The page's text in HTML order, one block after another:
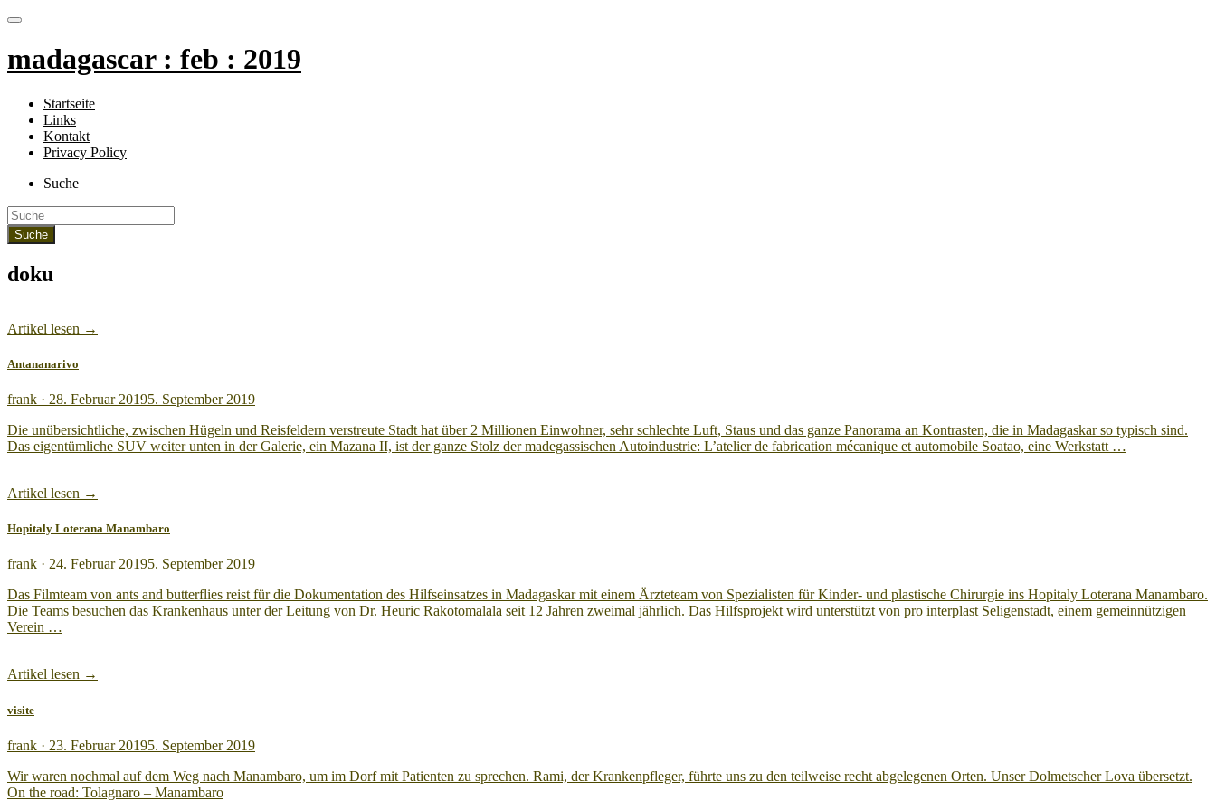
madagascar : feb : 2019
Startseite
Links
Kontakt
Privacy Policy
Suche
doku
Artikel lesen →
Antananarivo
frank · Veröffentlicht
28. Februar 20195. September 2019
Die unübersichtliche, zwischen Hügeln und Reisfeldern verstreute Stadt hat über 2 Millionen Einwohner, sehr schlechte Luft, Staus und das ganze Panorama an Kontrasten, die in Madagaskar so typisch sind.
Das eigentümliche SUV weiter unten in der Galerie, ein Mazana II, ist der ganze Stolz der madegassischen Autoindustrie: L’atelier de fabrication mécanique et automobile Soatao, eine Werkstatt …
Artikel lesen →
Hopitaly Loterana Manambaro
frank · Veröffentlicht
24. Februar 20195. September 2019
Das Filmteam von ants and butterflies reist für die Dokumentation des Hilfseinsatzes in Madagaskar mit einem Ärzteteam von Spezialisten für Kinder- und plastische Chirurgie ins Hopitaly Loterana Manambaro.
Die Teams besuchen das Krankenhaus unter der Leitung von Dr. Heuric Rakotomalala seit 12 Jahren zweimal jährlich. Das Hilfsprojekt wird unterstützt von pro interplast Seligenstadt, einem gemeinnützigen
Verein …
Artikel lesen →
visite
frank · Veröffentlicht
23. Februar 20195. September 2019
Wir waren nochmal auf dem Weg nach Manambaro, um im Dorf mit Patienten zu sprechen. Rami, der Krankenpfleger, führte uns zu den teilweise recht abgelegenen Orten. Unser Dolmetscher Lova übersetzt.
On the road: Tolagnaro – Manambaro